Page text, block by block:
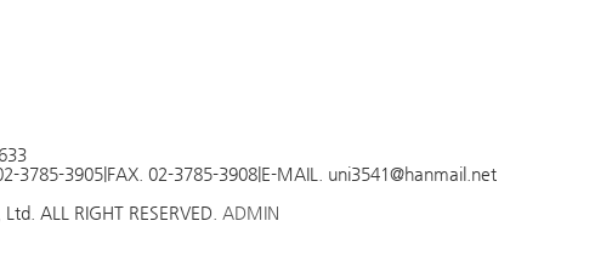
3785-3905 FAX. 02-3785-3908 E-MAIL. uni3541@hanmail.net
ALL RIGHT RESERVED. ADMIN